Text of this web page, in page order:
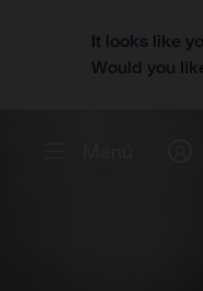
It looks like
Would you